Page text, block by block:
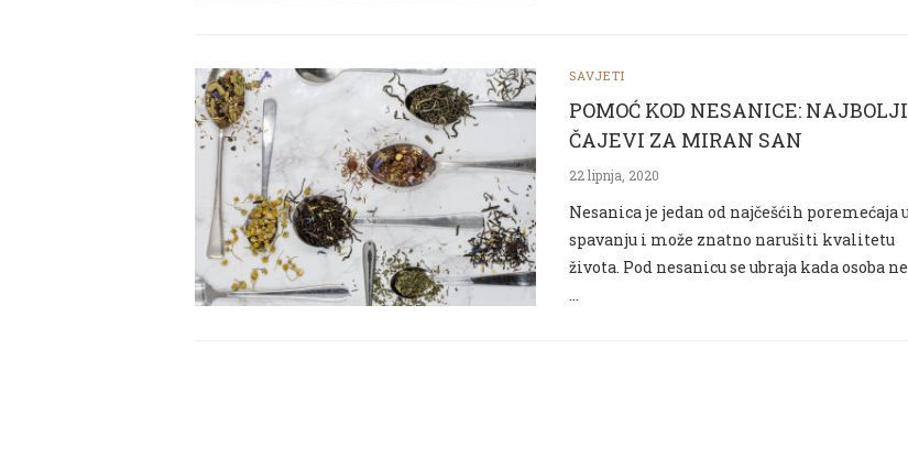
SAVJETI
POMOĆ KOD NESANICE: NAJBOLJI
ČAJEVI ZA MIRAN SAN
22 lipnja, 2020
Nesanica je jedan od najčešćih poremećaja
spavanju i može znatno narušiti kvalitetu
života. Pod nesanicu se ubraja kada osoba ne
…